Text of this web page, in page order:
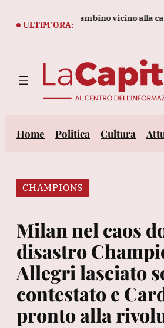
ULTIM’ORA:
tra cui un bambino vicino alla
Home Politica Cultura
CHAMPIONS
Milan nel caos
disastro
Allegri lasciato
contestato e
pronto alla